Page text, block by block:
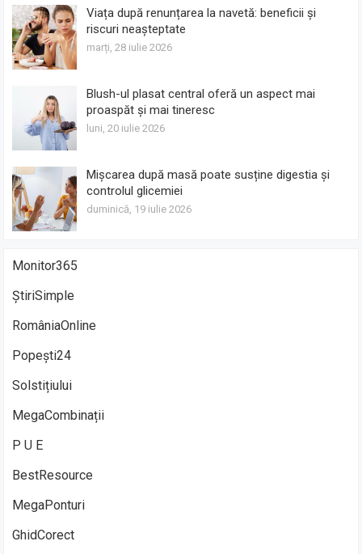
Viața după renunțarea la navetă: beneficii și
riscuri neașteptate
marți, 28 iulie 2026
Blush-ul plasat central oferă un aspect mai
proaspăt și mai tineresc
luni, 20 iulie 2026
Mișcarea după masă poate susține digestia și
controlul glicemiei
duminică, 19 iulie 2026
Monitor365
ȘtiriSimple
RomâniaOnline
Popești24
Solstițiului
MegaCombinații
P U E
BestResource
MegaPonturi
GhidCorect